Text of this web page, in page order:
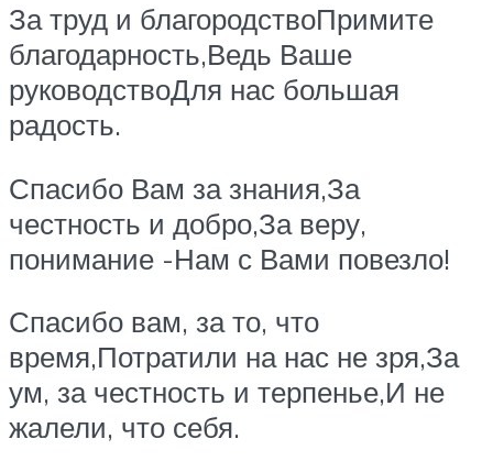
За труд и благородствоПримите
благодарность,Ведь Ваше
руководствоДля нас большая
радость.
Спасибо Вам за знания,За
честность и добро,За веру,
понимание -Нам с Вами повезло!
Спасибо вам, за то, что
время,Потратили на нас не зря,За
ум, за честность и терпенье,И не
жалели, что себя.